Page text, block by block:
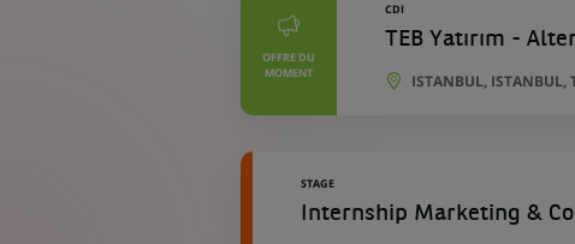
OFFRE DU
MOMENT
CDI
TEB Yatırım -
ISTANBUL, ISTANBUL,
STAGE
Internship Marketing &